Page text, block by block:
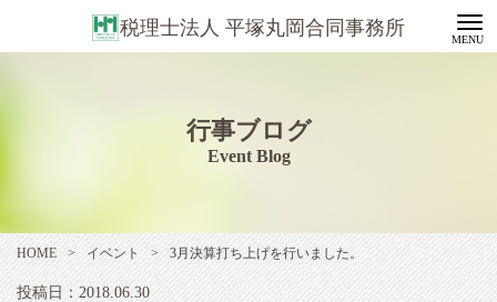
税理士法人 平塚丸岡合同事務所
行事ブログ
Event Blog
HOME > イベント > 3月決算打ち上げを行いました。
投稿日：2018.06.30